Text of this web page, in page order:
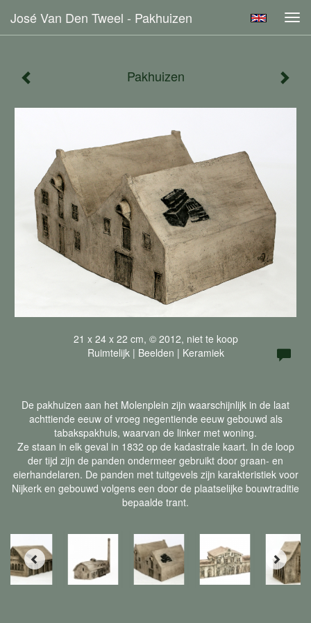
José Van Den Tweel - Pakhuizen
Pakhuizen
21 x 24 x 22 cm, © 2012, niet te koop
Ruimtelijk | Beelden | Keramiek
De pakhuizen aan het Molenplein zijn waarschijnlijk in de laat
achttiende eeuw of vroeg negentiende eeuw gebouwd als
tabakspakhuis, waarvan de linker met woning.
Ze staan in elk geval in 1832 op de kadastrale kaart. In de loop
der tijd zijn de panden ondermeer gebruikt door graan- en
eierhandelaren. De panden met tuitgevels zijn karakteristiek voor
Nijkerk en gebouwd volgens een door de plaatselijke bouwtraditie
bepaalde trant.